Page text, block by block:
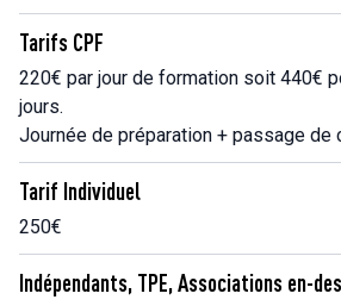
Tarifs CPF
220€ par jour de formation soit 440€
jours.
Journée de préparation + passage de
Tarif Individuel
250€
Indépendants, TPE, Associations en-